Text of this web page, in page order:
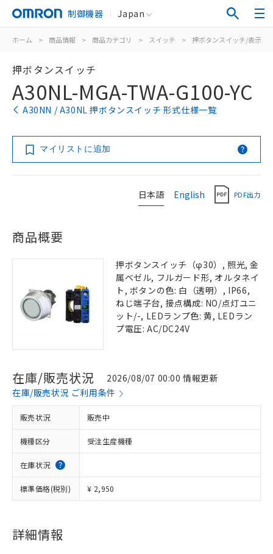
制御機器 Japan
ホーム > 商品情報 > 商品カテゴリ > スイッチ > 押ボタンスイッチ/表示灯
押ボタンスイッチ
A30NL-MGA-TWA-G100-YC
A30NN / A30NL 押ボタンスイッチ 形式仕様一覧
マイリストに追加
日本語 English PDF出力
商品概要
押ボタンスイッチ（φ30）, 照光, 金
属ベゼル, フルガード形, オルタネイ
ト, ボタンの色: 白（透明）, IP66,
ねじ端子台, 接点構成: NO/点灯ユニ
ット/-, LEDランプ色: 黄, LEDラン
プ電圧: AC/DC24V
在庫/販売状況
2026/08/07 00:00 情報更新
在庫/販売状況 ご利用条件
販売状況 販売中
機種区分 受注生産機種
在庫状況
標準価格(税別) ¥ 2,950
詳細情報